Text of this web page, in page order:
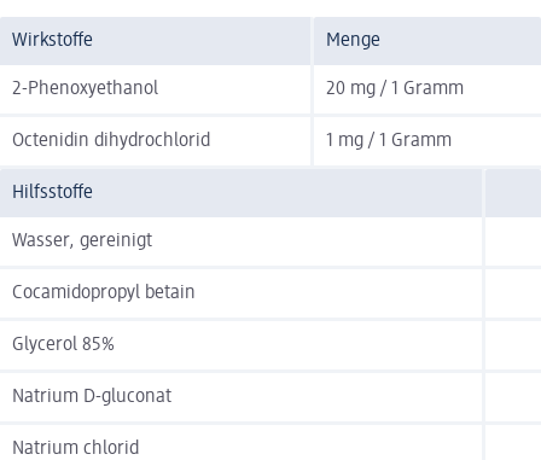
Wirkstoffe Menge
2-Phenoxyethanol 20 mg / 1 Gramm
Octenidin dihydrochlorid 1 mg / 1 Gramm
Hilfsstoffe
Wasser, gereinigt
Cocamidopropyl betain
Glycerol 85%
Natrium D-gluconat
Natrium chlorid